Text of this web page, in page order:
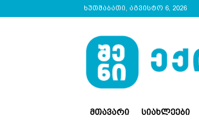
ხუთშაბათი, აგვისტო 6, 2026
ᲛᲗᲐᲕᲐᲠᲘ ᲡᲘᲐᲮᲚᲔᲔᲑᲘ